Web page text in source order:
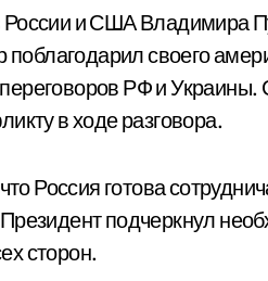
России и США Владимира
своего
РФ и
в ходе разговора.
Россия готова
подчеркнул
сторон.